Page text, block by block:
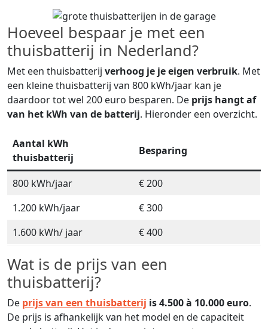
Hoeveel bespaar je met een
thuisbatterij in Nederland?
Met een thuisbatterij verhoog je je eigen verbruik. Met
een kleine thuisbatterij van 800 kWh/jaar kan je
daardoor tot wel 200 euro besparen. De prijs hangt af
van het kWh van de batterij. Hieronder een overzicht.
Aantal kWh
thuisbatterij
Besparing
800 kWh/jaar
€ 200
1.200 kWh/jaar
€ 300
1.600 kWh/ jaar
€ 400
Wat is de prijs van een
thuisbatterij?
De prijs van een thuisbatterij is 4.500 à 10.000 euro.
De prijs is afhankelijk van het model en de capaciteit